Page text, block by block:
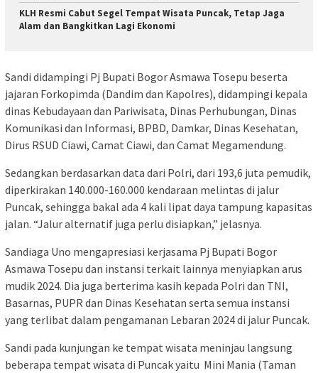
KLH Resmi Cabut Segel Tempat Wisata Puncak, Tetap Jaga
Alam dan Bangkitkan Lagi Ekonomi
Sandi didampingi Pj Bupati Bogor Asmawa Tosepu beserta
jajaran Forkopimda (Dandim dan Kapolres), didampingi kepala
dinas Kebudayaan dan Pariwisata, Dinas Perhubungan, Dinas
Komunikasi dan Informasi, BPBD, Damkar, Dinas Kesehatan,
Dirus RSUD Ciawi, Camat Ciawi, dan Camat Megamendung.
Sedangkan berdasarkan data dari Polri, dari 193,6 juta pemudik,
diperkirakan 140.000-160.000 kendaraan melintas di jalur
Puncak, sehingga bakal ada 4 kali lipat daya tampung kapasitas
jalan. “Jalur alternatif juga perlu disiapkan,” jelasnya.
Sandiaga Uno mengapresiasi kerjasama Pj Bupati Bogor
Asmawa Tosepu dan instansi terkait lainnya menyiapkan arus
mudik 2024. Dia juga berterima kasih kepada Polri dan TNI,
Basarnas, PUPR dan Dinas Kesehatan serta semua instansi
yang terlibat dalam pengamanan Lebaran 2024 di jalur Puncak.
Sandi pada kunjungan ke tempat wisata meninjau langsung
beberapa tempat wisata di Puncak yaitu Mini Mania (Taman